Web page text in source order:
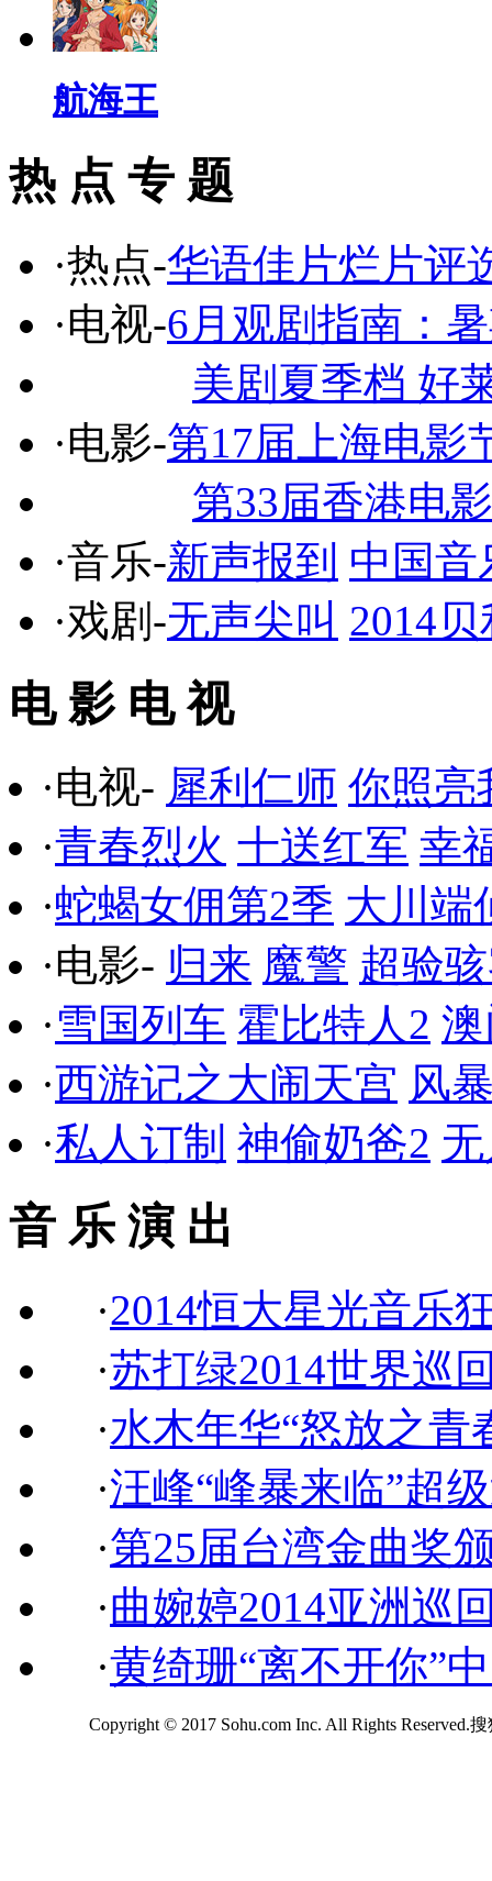
航海王
热 点 专 题
·热点-华语佳片烂片评
·电视-6月观剧指南：
美剧夏季档 好
·电影-第17届上海电影
第33届香港电
·音乐-新声报到 中国音
·戏剧-无声尖叫 2014
电 影 电 视
·电视- 犀利仁师 你照亮
·青春烈火 十送红军 幸
·蛇蝎女佣第2季 大川端
·电影- 归来 魔警 超验
·雪国列车 霍比特人2
·西游记之大闹天宫 风
·私人订制 神偷奶爸2
音 乐 演 出
·2014恒大星光音乐
·苏打绿2014世界巡
·水木年华“怒放之青
·汪峰“峰暴来临”超
·第25届台湾金曲奖
·曲婉婷2014亚洲巡
·黄绮珊“离不开你”
Copyright © 2017 Sohu.com Inc. All Rights Reserved.